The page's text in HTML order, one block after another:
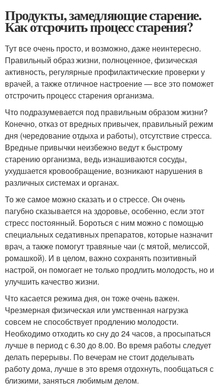
Продукты, замедляющие старение.
Как отсрочить процесс старения?
Тут все очень просто, и возможно, даже неинтересно.
Правильный образ жизни, полноценное, физическая
активность, регулярные профилактические проверки у
врачей, а также отличное настроение — все это поможет
отстрочить процесс старения организма.
Что подразумевается под правильным образом жизни?
Конечно, отказ от вредных привычек, правильный режим
дня (чередование отдыха и работы), отсутствие стресса.
Вредные привычки неизбежно ведут к быстрому
старению организма, ведь изнашиваются сосуды,
ухудшается кровообращение, возникают нарушения в
различных системах и органах.
То же самое можно сказать и о стрессе. Он очень
пагубно сказывается на здоровье, особенно, если этот
стресс постоянный. Бороться с ним можно с помощью
специальных седативных препаратов, которые назначит
врач, а также помогут травяные чаи (с мятой, мелиссой,
ромашкой). И в целом, важно сохранять позитивный
настрой, он помогает не только продлить молодость, но и
улучшить качество жизни.
Что касается режима дня, он тоже очень важен.
Чрезмерная физическая или умственная нагрузка
совсем не способствует продлению молодости.
Необходимо отходить ко сну до 24 часов, а просыпаться
лучше в период с 6.30 до 8.00. Во время работы следует
делать перерывы. По вечерам не стоит доделывать
работу дома, лучше в это время отдохнуть, пообщаться с
близкими, заняться любимым делом.